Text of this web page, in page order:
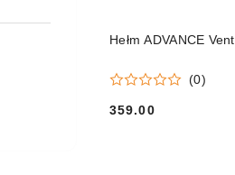
Hełm ADVANCE Vent
(0)
Cena:
359.00